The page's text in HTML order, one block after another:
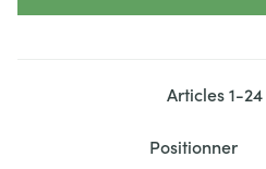
Articles1-24
Trier par: